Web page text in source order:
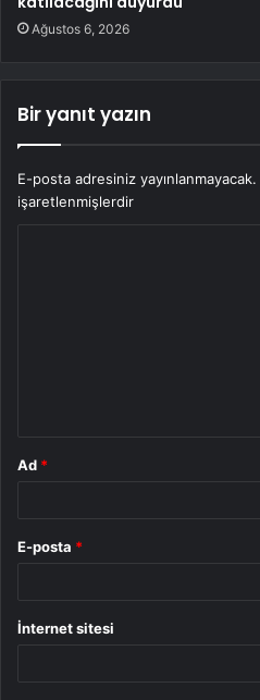
Ağustos 6, 2026
Bir yanıt yazın
E-posta adresiniz yayınlanmayacak.
işaretlenmişlerdir
Ad *
E-posta *
İnternet sitesi